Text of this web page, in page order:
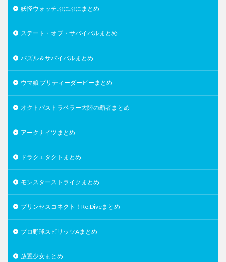
妖怪ウォッチぷにぷにまとめ
ステート・オブ・サバイバルまとめ
パズル＆サバイバルまとめ
ウマ娘 プリティーダービーまとめ
オクトパストラベラー大陸の覇者まとめ
アークナイツまとめ
ドラクエタクトまとめ
モンスターストライクまとめ
プリンセスコネクト！Re:Diveまとめ
プロ野球スピリッツAまとめ
放置少女まとめ